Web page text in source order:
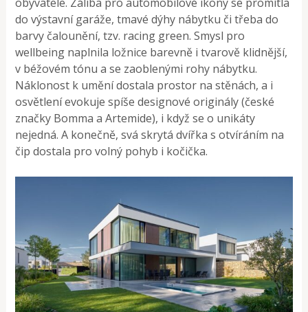
do výstavní garáže, tmavé dýhy nábytku či třeba do
barvy čalounění, tzv. racing green. Smysl pro
wellbeing naplnila ložnice barevně i tvarově klidnější,
v béžovém tónu a se zaoblenými rohy nábytku.
Náklonost k umění dostala prostor na stěnách, a i
osvětlení evokuje spíše designové originály (české
značky Bomma a Artemide), i když se o unikáty
nejedná. A konečně, svá skrytá dvířka s otvíráním na
čip dostala pro volný pohyb i kočička.